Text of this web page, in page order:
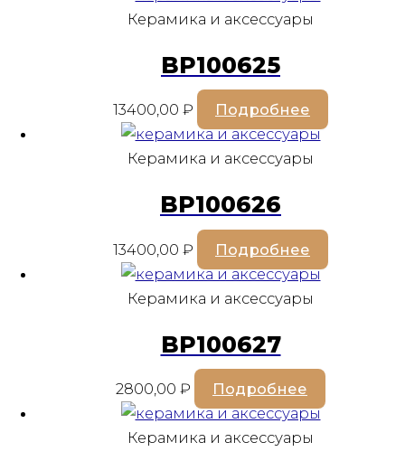
Керамика и аксессуары
BP100625
13400,00 ₽ Подробнее
Керамика и аксессуары
BP100626
13400,00 ₽ Подробнее
Керамика и аксессуары
BP100627
2800,00 ₽ Подробнее
Керамика и аксессуары